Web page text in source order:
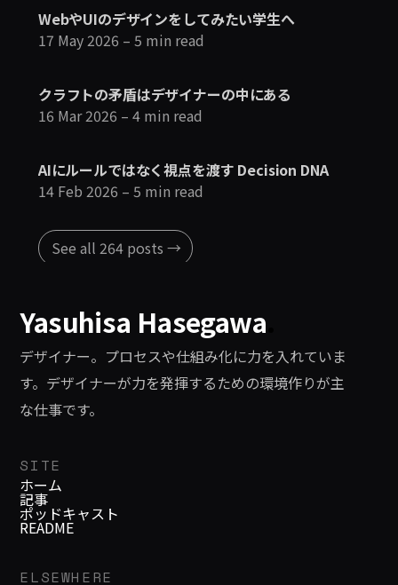
WebやUIのデザインをしてみたい学生へ
17 May 2026 – 5 min read
クラフトの矛盾はデザイナーの中にある
16 Mar 2026 – 4 min read
AIにルールではなく視点を渡す Decision DNA
14 Feb 2026 – 5 min read
See all 264 posts →
Yasuhisa Hasegawa
デザイナー。プロセスや仕組み化に力を入れていま
す。デザイナーが力を発揮するための環境作りが主
な仕事です。
SITE
ホーム
記事
ポッドキャスト
README
ELSEWHERE